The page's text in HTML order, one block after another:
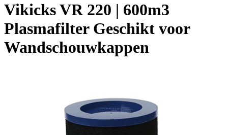
Vikicks VR 220 | 600m3
Plasmafilter Geschikt voor
Wandschouwkappen